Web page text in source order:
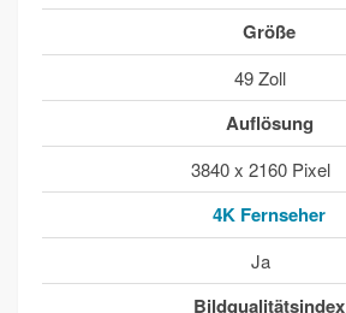
Größe
49 Zoll
Auflösung
3840 x 2160 Pixel
4K Fernseher
Ja
Bildqualitätsindex